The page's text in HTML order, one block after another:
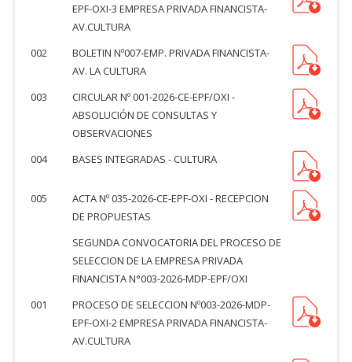
EPF-OXI-3 EMPRESA PRIVADA FINANCISTA-
AV.CULTURA
002
BOLETIN Nº007-EMP. PRIVADA FINANCISTA-
AV. LA CULTURA
003
CIRCULAR Nº 001-2026-CE-EPF/OXI -
ABSOLUCIÓN DE CONSULTAS Y
OBSERVACIONES
004
BASES INTEGRADAS - CULTURA
005
ACTA Nº 035-2026-CE-EPF-OXI - RECEPCION
DE PROPUESTAS
SEGUNDA CONVOCATORIA DEL PROCESO DE
SELECCION DE LA EMPRESA PRIVADA
FINANCISTA N°003-2026-MDP-EPF/OXI
001
PROCESO DE SELECCION Nº003-2026-MDP-
EPF-OXI-2 EMPRESA PRIVADA FINANCISTA-
AV.CULTURA